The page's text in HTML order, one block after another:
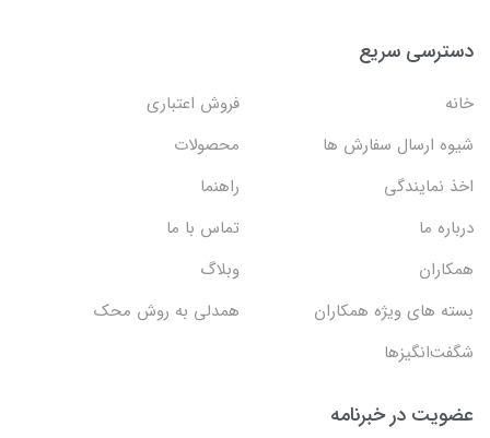
دسترسی سریع
خانه
فروش اعتباری
شیوه ارسال سفارش ها
محصولات
اخذ نمایندگی
راهنما
درباره ما
تماس با ما
همکاران
وبلاگ
بسته های ویژه همکاران
همدلی به روش محک
شگفت‌انگیزها
عضویت در خبرنامه